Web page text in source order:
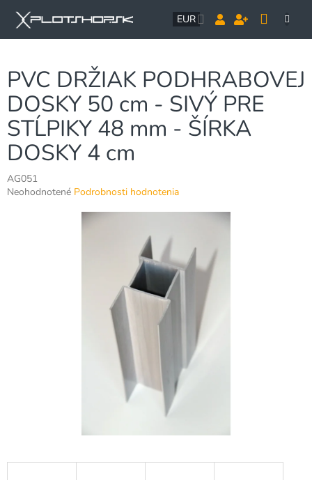
obsah
EUR
PVC DRŽIAK PODHRABOVEJ
DOSKY 50 cm - SIVÝ PRE
STĹPIKY 48 mm - ŠÍRKA
DOSKY 4 cm
AG051
Priemerné
Neohodnotené Podrobnosti hodnotenia